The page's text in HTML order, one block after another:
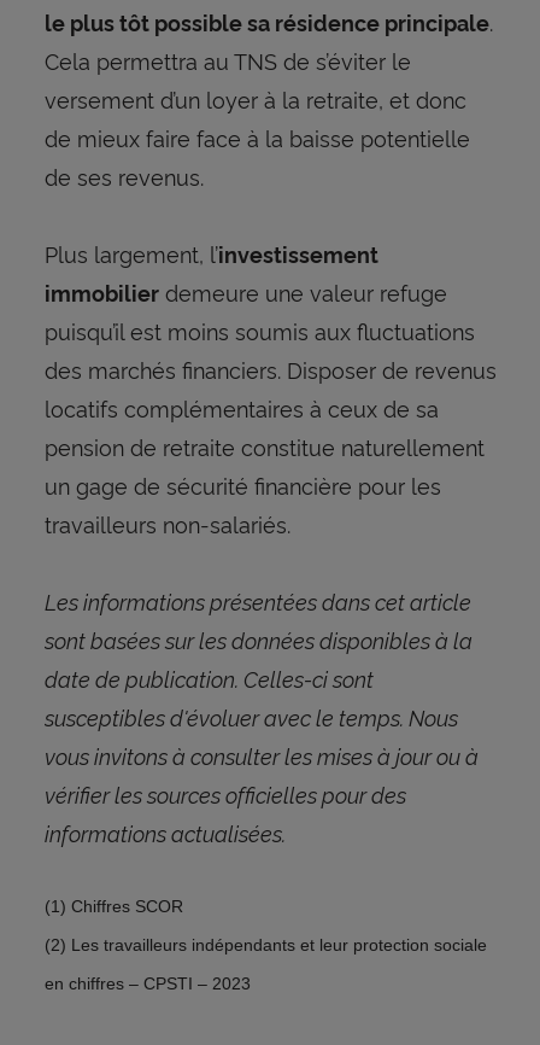
le plus tôt possible sa résidence principale.
Cela permettra au TNS de s’éviter le
versement d’un loyer à la retraite, et donc
de mieux faire face à la baisse potentielle
de ses revenus.
Plus largement, l’investissement
immobilierdemeure une valeur refuge
puisqu’il est moins soumis aux fluctuations
des marchés financiers. Disposer de revenus
locatifs complémentaires à ceux de sa
pension de retraite constitue naturellement
un gage de sécurité financière pour les
travailleurs non-salariés.
Les informations présentées dans cet article
sont basées sur les données disponibles à la
date de publication. Celles-ci sont
susceptibles d'évoluer avec le temps. Nous
vous invitons à consulter les mises à jour ou à
vérifier les sources officielles pour des
informations actualisées.
(1) Chiffres SCOR
(2) Les travailleurs indépendants et leur protection sociale
en chiffres – CPSTI – 2023